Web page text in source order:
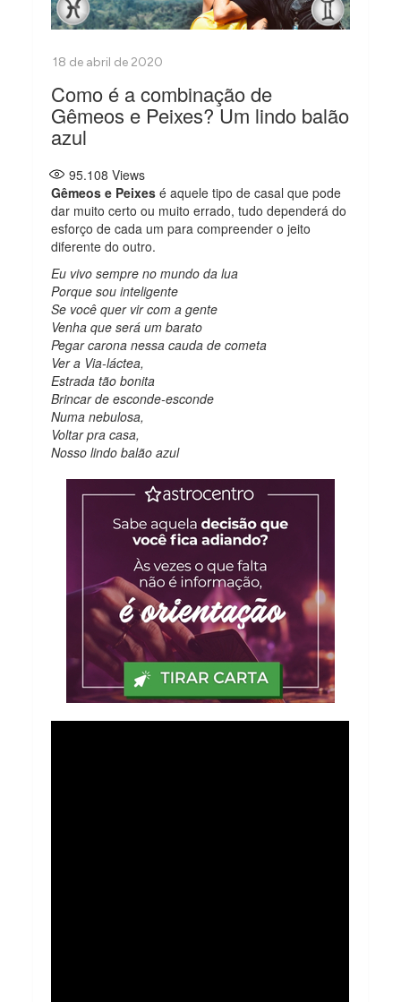
Como é a combinação de
Gêmeos e Peixes? Um lindo balão
azul
95.108 Views
Gêmeos e Peixes é aquele tipo de casal que pode
dar muito certo ou muito errado, tudo dependerá do
esforço de cada um para compreender o jeito
diferente do outro.
Eu vivo sempre no mundo da lua
Porque sou inteligente
Se você quer vir com a gente
Venha que será um barato
Pegar carona nessa cauda de cometa
Ver a Via-láctea,
Estrada tão bonita
Brincar de esconde-esconde
Numa nebulosa,
Voltar pra casa,
Nosso lindo balão azul